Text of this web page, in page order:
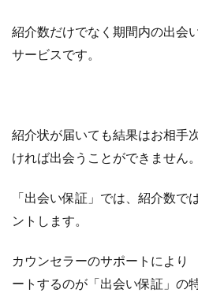
紹介数だけでなく期間内の出会
サービスです。
紹介状が届いても結果はお相手
ければ出会うことができません。
「出会い保証」では、紹介数で
ントします。
カウンセラーのサポートにより
ートするのが「出会い保証」の